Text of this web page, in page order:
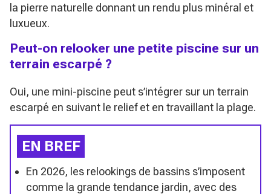
la pierre naturelle donnant un rendu plus minéral et
luxueux.
Peut-on relooker une petite piscine sur un
terrain escarpé ?
Oui, une mini-piscine peut s’intégrer sur un terrain
escarpé en suivant le relief et en travaillant la plage.
EN BREF
En 2026, les relookings de bassins s’imposent
comme la grande tendance jardin, avec des